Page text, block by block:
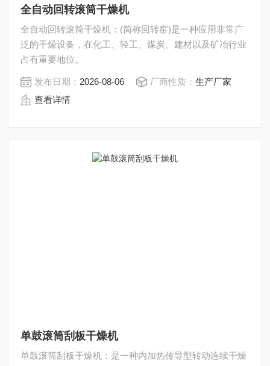
全自动回转滚筒干燥机
全自动回转滚筒干燥机：(简称回转窑)是一种应用非常广
泛的干燥设备，在化工、轻工、煤炭、建材以及矿冶行业
占有重要地位。
发布日期： 2026-08-06 厂商性质：生产厂家
查看详情
单鼓滚筒刮板干燥机
单鼓滚筒刮板干燥机：是一种内加热传导型转动连续干燥